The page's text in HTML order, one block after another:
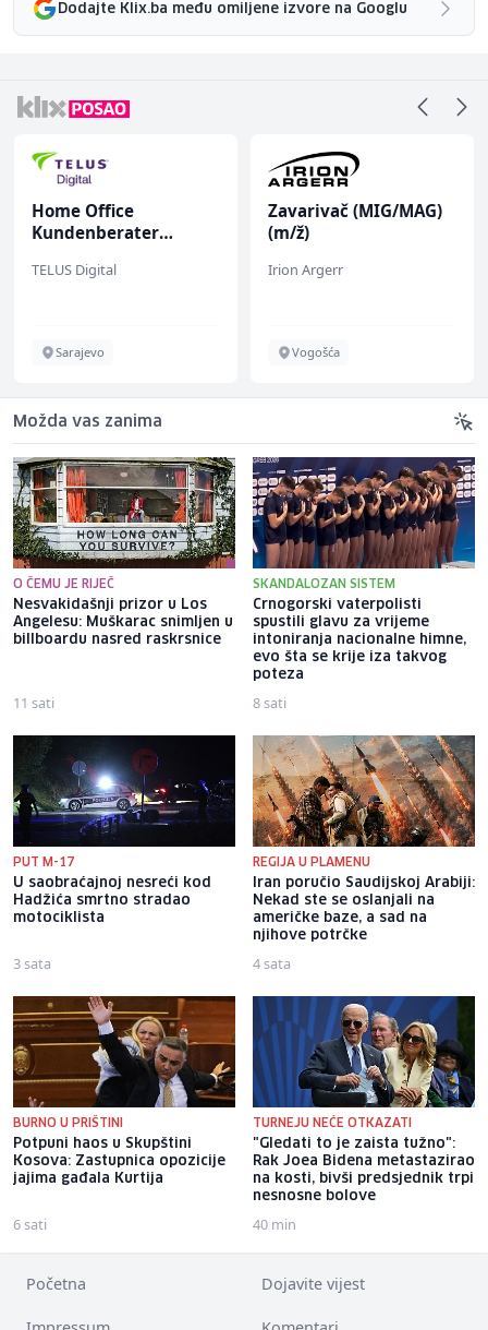
Dodajte Klix.ba među omiljene izvore na Googlu
Home Office
Kundenberater
TELUS Digital
Sarajevo
Zavarivač (MIG/MAG)
(m/ž)
Irion Argerr
Vogošća
Možda vas zanima
O ČEMU JE RIJEČ
Nesvakidašnji prizor u Los
Angelesu: Muškarac snimljen u
billboardu nasred raskrsnice
11 sati
SKANDALOZAN SISTEM
Crnogorski vaterpolisti
spustili glavu za vrijeme
intoniranja nacionalne himne,
evo šta se krije iza takvog
poteza
8 sati
PUT M-17
U saobraćajnoj nesreći kod
Hadžića smrtno stradao
motociklista
3 sata
REGIJA U PLAMENU
Iran poručio Saudijskoj Arabiji:
Nekad ste se oslanjali na
američke baze, a sad na
njihove potrčke
4 sata
BURNO U PRIŠTINI
Potpuni haos u Skupštini
Kosova: Zastupnica opozicije
jajima gađala Kurtija
6 sati
TURNEJU NEĆE OTKAZATI
"Gledati to je zaista tužno":
Rak Joea Bidena metastazirao
na kosti, bivši predsjednik trpi
nesnosne bolove
40 min
Početna Dojavite vijest